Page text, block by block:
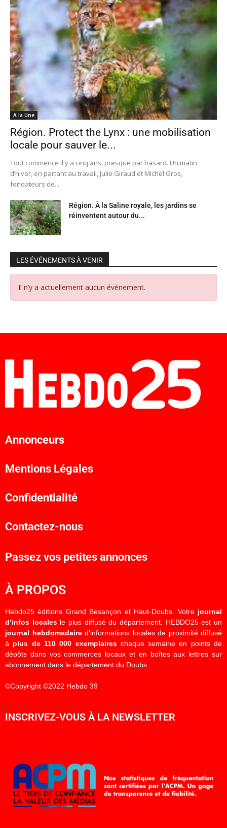
A la Une
Région. Protect the Lynx : une mobilisation
locale pour sauver le...
Tout commence il y a cinq ans, presque par hasard. Un matin
d’hiver, en partant au travail, Julie Giraud et Michel Gros,
fondateurs de...
Région. À la Saline royale, les jardins se
réinventent autour du...
LES ÉVÉNEMENTS À VENIR
Il n’y a actuellement aucun évènement.
Annonceurs
Mentions Légales
Confidentialité
Contactez-nous
Passez vos petites annonces
À PROPOS
Hebdo25 éditions Grand Besançon et Haut-Doubs. Votre journal
d’infos localesle plus diffusé du département. HEBDO25 est un
journal hebdomadaired’informations locales de proximité diffusé
à plus de 110 000 exemplaireschaque semaine en points de
dépôts dans vos commerces locaux et en boîtes aux lettres sur
abonnement dans le département du Doubs.
©Copyright ©2022 Hebdo 39
INSCRIVEZ-VOUS À LA NEWSLETTER